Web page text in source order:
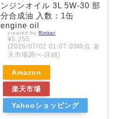
ンジンオイル 3L 5W-30 部
分合成油 入数：1缶
engine oil
created by Rinker
¥5,255
(2026/07/02 01:07:03時点 楽
天市場調べ-詳細)
Amazon
楽天市場
Yahooショッピング